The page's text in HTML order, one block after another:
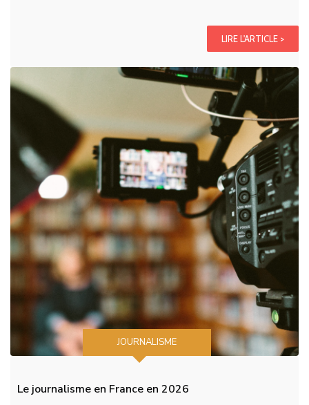
LIRE L'ARTICLE >
JOURNALISME
Le journalisme en France en 2026